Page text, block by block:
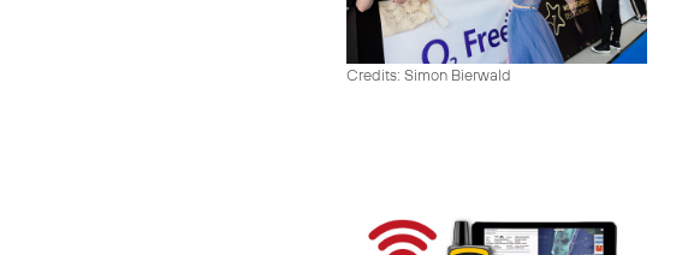
Credits: Simon Bierwald